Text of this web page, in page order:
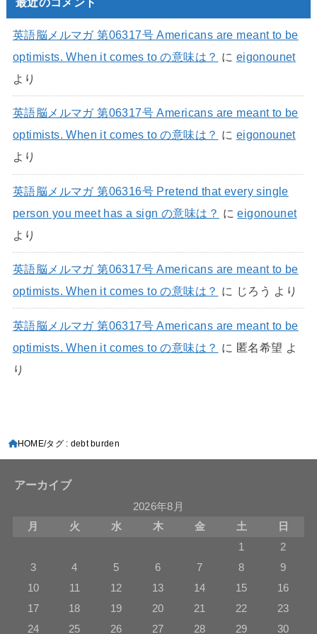
英語脳メルマガ 第06317号 Americans are meant to be
optimists. When it comes to の意味は？ に eigonounet
より
英語脳メルマガ 第06317号 Americans are meant to be
optimists. When it comes to の意味は？ に eigonounet
より
英語脳メルマガ 第06316号 Pretend that every single
person you meet has a sign の意味は？ にeigonounet
より
英語脳メルマガ 第06317号 Americans are meant to be
optimists. When it comes to の意味は？ に じろう より
英語脳メルマガ 第06317号 Americans are meant to be
optimists. When it comes to の意味は？ に 匿名希望 よ
り
HOME タグ : debt burden
アーカイブ
2026年8月
月
火 水 木 金 土
日
1
2
3
4 5 6 7 8
9
10
11 12 13 14 15
16
17
18 19 20 21 22
23
24
25 26 27 28 29 30